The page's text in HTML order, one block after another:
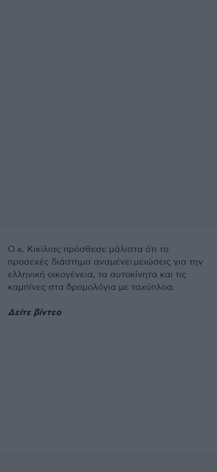
Ο κ. Κικίλιας πρόσθεσε μάλιστα ότι το
προσεχές διάστημα αναμένει μειώσεις για την
ελληνική οικογένεια, τα αυτοκίνητα και τις
καμπίνες στα δρομολόγια με ταχύπλοα.
Δείτε βίντεο